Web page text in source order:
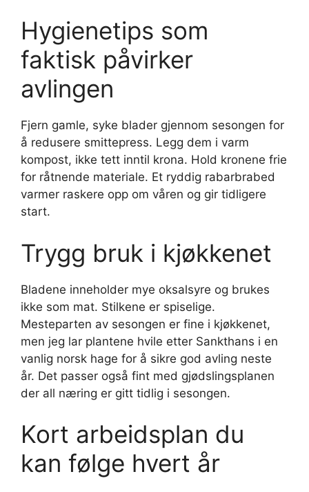
Hygienetips som
faktisk påvirker
avlingen
Fjern gamle, syke blader gjennom sesongen for
å redusere smittepress. Legg dem i varm
kompost, ikke tett inntil krona. Hold kronene frie
for råtnende materiale. Et ryddig rabarbrabed
varmer raskere opp om våren og gir tidligere
start.
Trygg bruk i kjøkkenet
Bladene inneholder mye oksalsyre og brukes
ikke som mat. Stilkene er spiselige.
Mesteparten av sesongen er fine i kjøkkenet,
men jeg lar plantene hvile etter Sankthans i en
vanlig norsk hage for å sikre god avling neste
år. Det passer også fint med gjødslingsplanen
der all næring er gitt tidlig i sesongen.
Kort arbeidsplan du
kan følge hvert år